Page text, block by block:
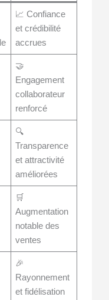
📈 Confiance
et crédibilité
accrues
🤝
Engagement
collaborateur
renforcé
🔍
Transparence
et attractivité
améliorées
🛒
Augmentation
notable des
ventes
🎉
Rayonnement
et fidélisation